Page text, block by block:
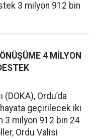
3 milyon 912 bin
4 MİLYON
(DOKA), Ordu’da
geçirilecek iki
3 milyon 912 bin 24
Ordu Valisi